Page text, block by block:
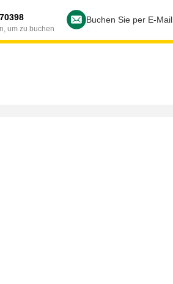
um zu buchen
Buchen Sie per E-Mail